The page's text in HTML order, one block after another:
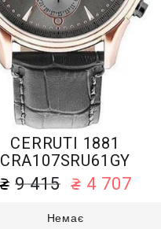
CERRUTI 1881
CRA107SRU61GY
9 415 4 707
Немає